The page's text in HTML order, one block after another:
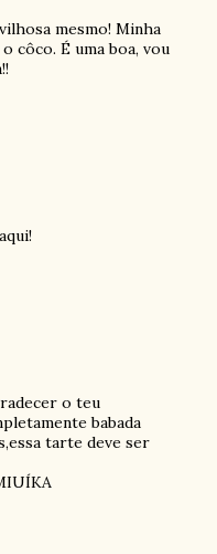
mesmo! Minha
côco. É uma boa, vou
o teu
babada
tarte deve ser